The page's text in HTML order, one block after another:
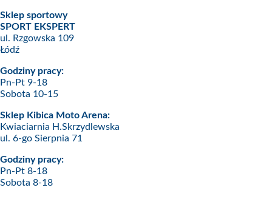
Sklep sportowy
SPORT EKSPERT
ul. Rzgowska 109
Łódź
Godziny pracy:
Pn-Pt 9-18
Sobota 10-15
Sklep Kibica Moto Arena:
Kwiaciarnia H.Skrzydlewska
ul. 6-go Sierpnia 71
Godziny pracy:
Pn-Pt 8-18
Sobota 8-18